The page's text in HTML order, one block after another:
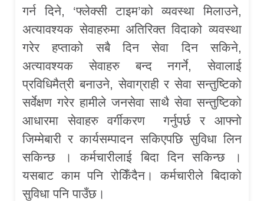
गर्न दिने, ‘फ्लेक्सी टाइम’को व्यवस्था मिलाउने,
अत्यावश्यक सेवाहरुमा अतिरिक्त विदाको व्यवस्था
गरेर हप्ताको सबै दिन सेवा दिन सकिने,
अत्यावश्यक सेवाहरु बन्द नगर्ने, सेवालाई
प्रविधिमैत्री बनाउने, सेवाग्राही र सेवा सन्तुष्टिको
सर्वेक्षण गरेर हामीले जनसेवा साथै सेवा सन्तुष्टिको
आधारमा सेवाहरु वर्गीकरण गर्नुपर्छ र आफ्नो
जिम्मेबारी र कार्यसम्पादन सकिएपछि सुविधा लिन
सकिन्छ । कर्मचारीलाई बिदा दिन सकिन्छ ।
यसबाट काम पनि रोकिँदैन। कर्मचारीले बिदाको
सुविधा पनि पाउँछ।